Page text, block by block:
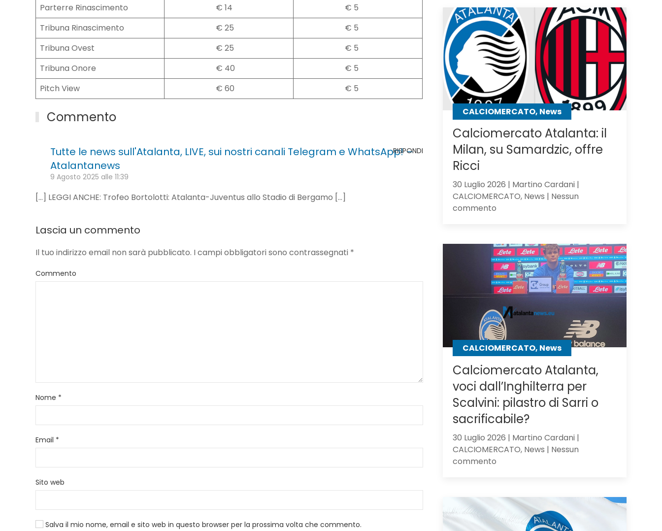
Parterre Rinascimento
€ 14
€ 5
Tribuna Rinascimento
€ 25
€ 5
Tribuna Ovest
€ 25
€ 5
Tribuna Onore
€ 40
€ 5
Pitch View
€ 60 € 5
Commento
Tutte le news sull'Atalanta, LIVE, sui nostri canali Telegram e WhatsApp! –
Atalantanews
9 Agosto 2025 alle 11:39
RISPONDI
[…] LEGGI ANCHE: Trofeo Bortolotti: Atalanta-Juventus allo Stadio di Bergamo […]
Lascia un commento
Il tuo indirizzo email non sarà pubblicato. I campi obbligatori sono contrassegnati *
Commento
Nome *
Email *
Sito web
Salva il mio nome, email e sito web in questo browser per la prossima volta che commento.
di
Sarri,
verso
l’Atalanta:
il
mister
lo
chiama
CALCIOMERCATO, News
Calciomercato Atalanta: il
Milan, su Samardzic, offre
Ricci
30 Luglio 2026 | Martino Cardani |
CALCIOMERCATO, News | Nessun
commentosu
il
Milan,
su
Samardzic,
offre
CALCIOMERCATO, News
Calciomercato Atalanta,
voci dall’Inghilterra per
Scalvini: pilastro di Sarri o
sacrificabile?
30 Luglio 2026 | Martino Cardani |
CALCIOMERCATO, News | Nessun
commentosu
voci
dall’Inghilterra
per